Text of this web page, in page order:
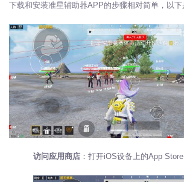
下载和安装准星辅助器APP的步骤相对简单，以下
访问应用商店 ：打开iOS设备上的App Store